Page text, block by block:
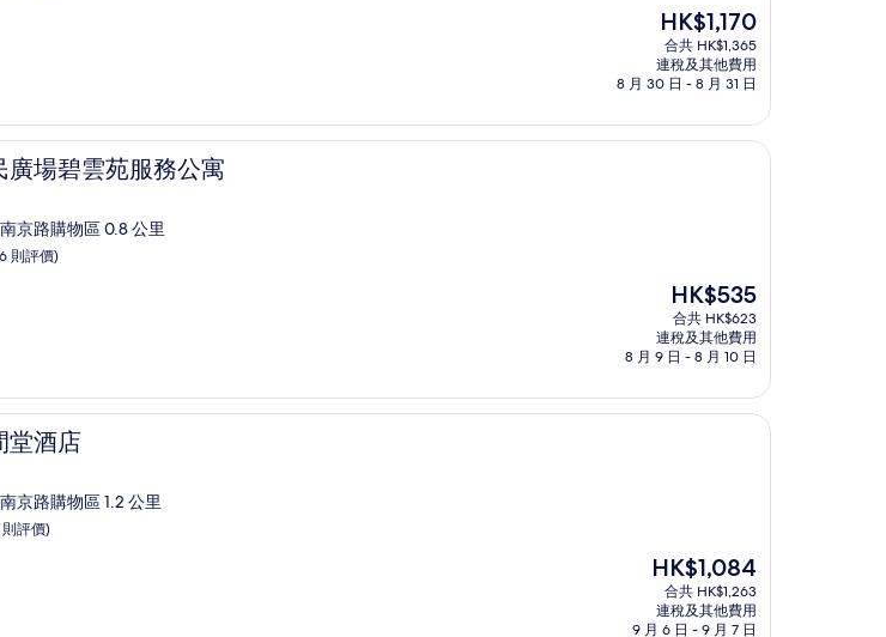
現
售
HK$1,170
HK$1,170
合共 HK$1,365
連稅及其他費用
8 月 30 日 - 8 月 31 日
廣場碧雲苑服務公寓
碧雲苑服務公寓
京路購物區 0.8 公里
則評價)
現
售
HK$535
HK$535
合共 HK$623
連稅及其他費用
8 月 9 日 - 8 月 10 日
堂酒店
店
京路購物區 1.2 公里
評價)
現
售
HK$1,084
HK$1,084
合共 HK$1,263
連稅及其他費用
9 月 6 日 - 9 月 7 日